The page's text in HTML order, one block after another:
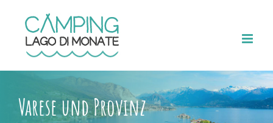
content
Varese und Provinz